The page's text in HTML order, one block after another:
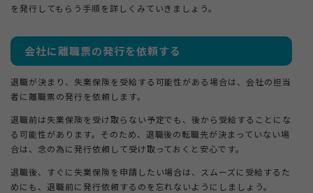
を発行してもらう手順を詳しくみていきましょう。
会社に離職票の発行を依頼する
退職が決まり、失業保険を受給する可能性がある場合は、会社の担当
者に離職票の発行を依頼します。
退職前は失業保険を受け取らない予定でも、後から受給することにな
る可能性があります。そのため、退職後の転職先が決まっていない場
合は、念の為に発行依頼して受け取っておくと安心です。
退職後、すぐに失業保険を申請したい場合は、スムーズに受給するた
めにも、退職前に発行依頼するのを忘れないようにしましょう。